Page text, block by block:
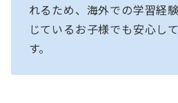
れるため、海外での学習経
じているお子様でも安心し
す。